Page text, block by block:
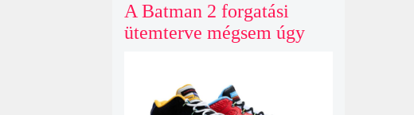
A Batman 2 forgatási
ütemterve mégsem úgy